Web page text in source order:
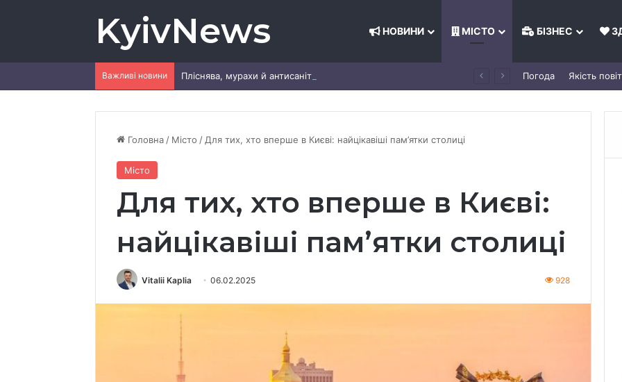
KyivNews НОВИНИ МІСТО БІЗНЕС
Важливі новини Погода Якість
Головна / Місто / Для тих, хто вперше в Києві: найцікавіші пам’ятки столиці
Місто
Для тих, хто вперше в Києві:
найцікавіші пам’ятки столиці
Vitalii Kaplia 06.02.2025 928